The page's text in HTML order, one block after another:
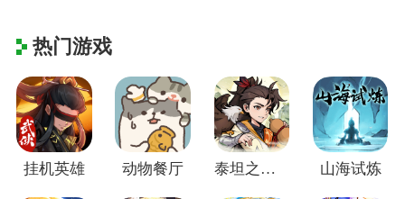
热门游戏
挂机英雄 动物餐厅 泰坦之剑(江湖群侠传) 山海试炼